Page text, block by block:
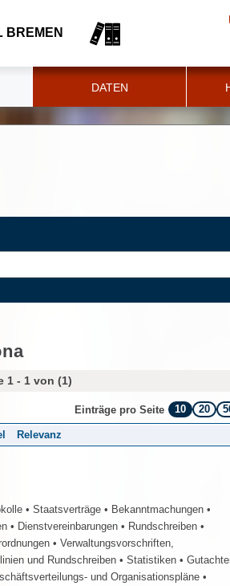
BREMEN
DATEN
1 - 1 von (1)
Einträge pro Seite 10 20
Relevanz
• Staatsverträge • Bekanntmachungen •
• Dienstvereinbarungen • Rundschreiben •
• Verwaltungsvorschriften,
und Rundschreiben • Statistiken •
und Organisationspläne •